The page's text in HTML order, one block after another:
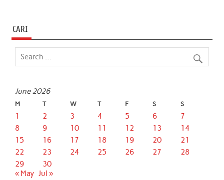
CARI
June 2026
M T W T F S S
1 2 3 4 5 6
7
8
9 10 11 12 13
14
15
16 17 18 19 20
21
22
23 24 25 26 27
28
29
30
« May Jul »